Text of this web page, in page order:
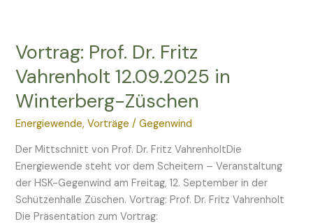
Vortrag: Prof. Dr. Fritz
Vahrenholt 12.09.2025 in
Winterberg-Züschen
Energiewende,Vorträge /Gegenwind
Der Mittschnitt von Prof. Dr. Fritz VahrenholtDie
Energiewende steht vor dem Scheitern – Veranstaltung
der HSK-Gegenwind am Freitag, 12. September in der
Schützenhalle Züschen. Vortrag: Prof. Dr. Fritz Vahrenholt
Die Präsentation zum Vortrag:
Vortrag:
Dr.
Fritz
12.09.2025
in
Winterberg-
Züschen